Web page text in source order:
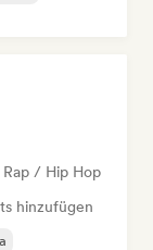
Rap / Hip Hop
hinzufügen